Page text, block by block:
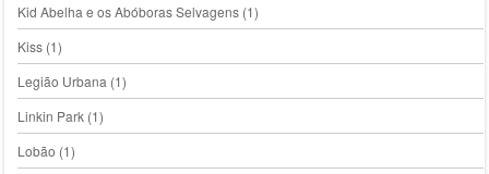
Kid Abelha e os Abóboras Selvagens(1)
Kiss(1)
Legião Urbana (1)
Linkin Park(1)
Lobão (1)